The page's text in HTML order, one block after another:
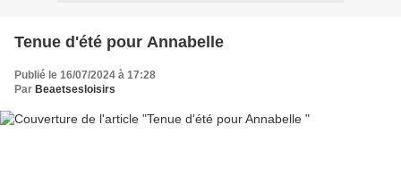
Tenue d'été pour Annabelle
Publié le 16/07/2024 à 17:28
Par Beaetsesloisirs